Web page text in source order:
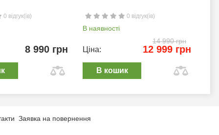
0 відгук(ів)
8 990 грн
0 відгук(ів)
В наявності
14 990 грн
Ціна: 12 999 грн
В кошик
Заявка на повернення